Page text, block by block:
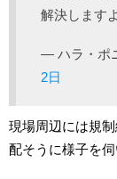
解決します
— ハラ・ポ
2日
現場周辺には規
配そうに様子を伺